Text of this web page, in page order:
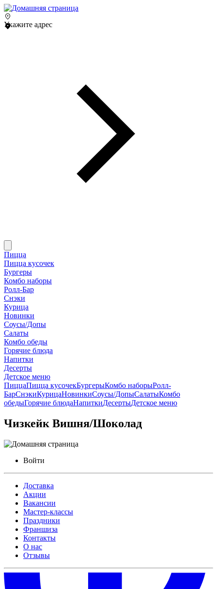
Укажите адрес
Пицца
Пицца кусочек
Бургеры
Комбо наборы
Ролл-Бар
Снэки
Курица
Новинки
Соусы/Допы
Салаты
Комбо обеды
Горячие блюда
Напитки
Десерты
Детское меню
ПиццаПицца кусочекБургерыКомбо наборыРолл-
БарСнэкиКурицаНовинкиСоусы/ДопыСалатыКомбо
обедыГорячие блюдаНапиткиДесертыДетское меню
Чизкейк Вишня/Шоколад
Войти
Доставка
Акции
Вакансии
Мастер-классы
Праздники
Франшиза
Контакты
О нас
Отзывы